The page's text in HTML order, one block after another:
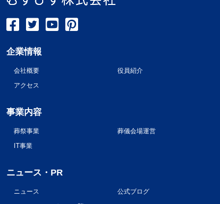
企業情報
会社概要
役員紹介
アクセス
事業内容
葬祭事業
葬儀会場運営
IT事業
ニュース・PR
ニュース
公式ブログ